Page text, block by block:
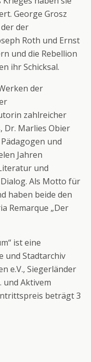
George Grosz
der
Roth und Ernst
und die Rebellion
ihr Schicksal.
der
zahlreicher
Dr. Marlies Obier
und
Jahren
und
Als Motto für
haben beide den
Remarque „Der
ist eine
und Stadtarchiv
e.V., Siegerländer
und Aktivem
beträgt 3